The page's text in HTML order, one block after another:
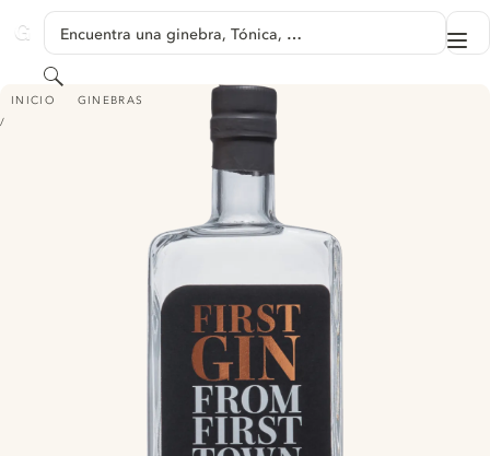
GINVENTORY
Encuentra una ginebra, Tónica, …
Buscar
INICIO GINEBRAS
FIRST GIN FROM FIRST TOWN ORGANIC DRY GIN - APPLE & ROSEMARY